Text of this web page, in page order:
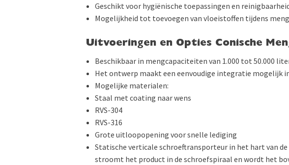
Geschikt voor hygiënische toepassingen en
Mogelijkheid tot toevoegen van vloeistoffen tijdens
Uitvoeringen en Opties Conische
Beschikbaar in mengcapaciteiten van 1.000 tot 50.000
Het ontwerp maakt een eenvoudige integratie mogelijk
Mogelijke materialen:
Staal met coating naar wens
RVS-304
RVS-316
Grote uitloopopening voor snelle lediging
Statische verticale schroeftransporteur in het hart van
stroomt het product in de schroefspiraal en wordt het